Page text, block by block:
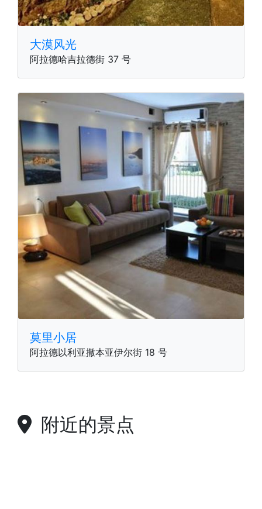
大漠风光
阿拉德哈吉拉德街 37 号
莫里小居
阿拉德以利亚撒本亚伊尔街 18 号
附近的景点